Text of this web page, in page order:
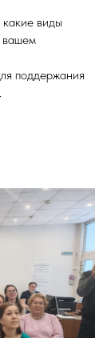
виды
вашем
поддержания